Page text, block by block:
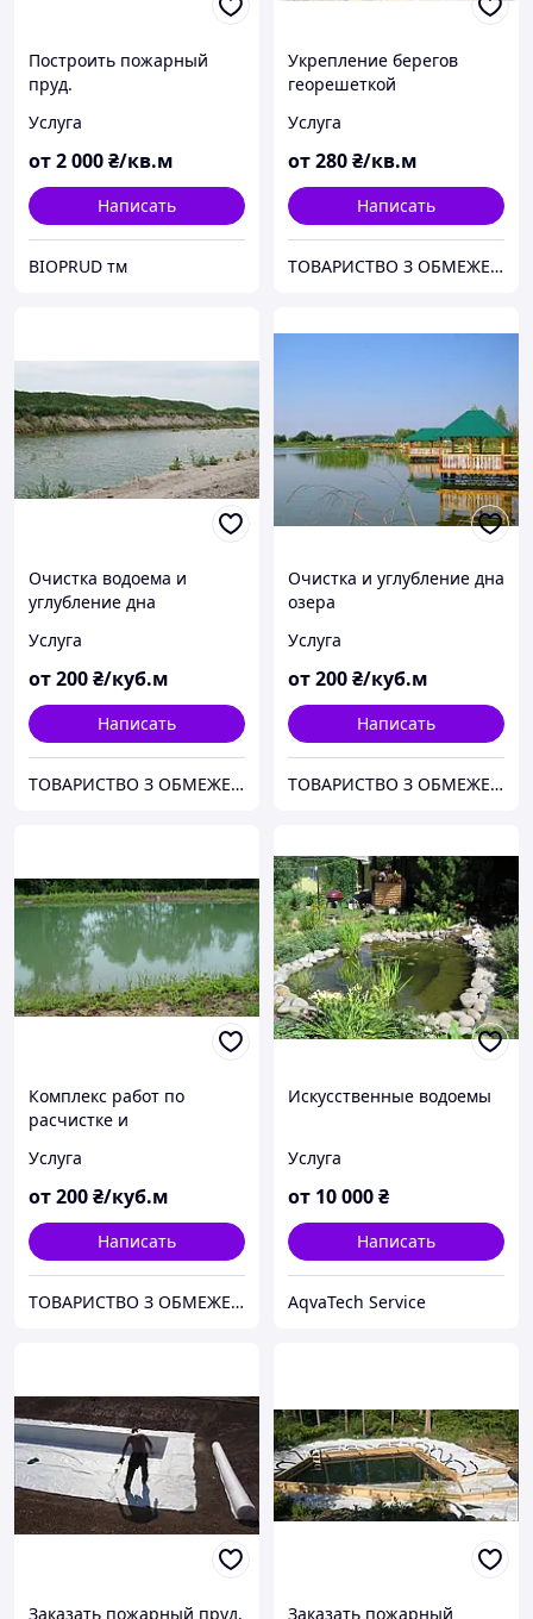
Построить пожарный
пруд.
Услуга
от2 000₴/кв.м
Написать
BIOPRUD тм
Укрепление берегов
георешеткой
Услуга
от280₴/кв.м
Написать
ТОВАРИСТВО З ОБМЕЖЕНОЮ ВІДПОВІДАЛЬНІСТЮ "ТРУБІЖВОДЕКСПЛУАТАЦІЯ"
Очистка водоема и
углубление дна
Услуга
от200₴/куб.м
Написать
ТОВАРИСТВО З ОБМЕЖЕНОЮ ВІДПОВІДАЛЬНІСТЮ "ТРУБІЖВОДЕКСПЛУАТАЦІЯ"
Очистка и углубление дна
озера
Услуга
от200₴/куб.м
Написать
ТОВАРИСТВО З ОБМЕЖЕНОЮ ВІДПОВІДАЛЬНІСТЮ "ТРУБІЖВОДЕКСПЛУАТАЦІЯ"
Комплекс работ по
расчистке и
Услуга
от200₴/куб.м
Написать
ТОВАРИСТВО З ОБМЕЖЕНОЮ ВІДПОВІДАЛЬНІСТЮ "ТРУБІЖВОДЕКСПЛУАТАЦІЯ"
Искусственные водоемы
Услуга
от 10 000₴
Написать
AqvaTech Service
Заказать пожарный пруд. Заказать пожарный